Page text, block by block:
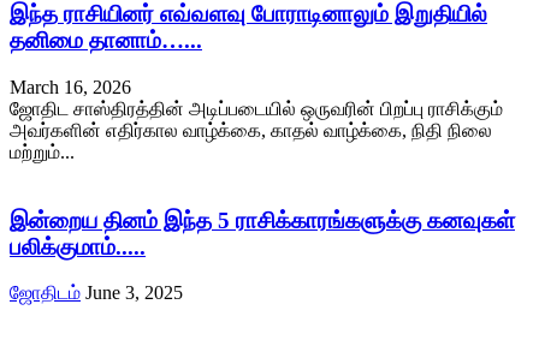
இந்த ராசியினர் எவ்வளவு போராடினாலும் இறுதியில்
தனிமை தானாம்…...
March 16, 2026
ஜோதிட சாஸ்திரத்தின் அடிப்படையில் ஒருவரின் பிறப்பு ராசிக்கும்
அவர்களின் எதிர்கால வாழ்க்கை, காதல் வாழ்க்கை, நிதி நிலை
மற்றும்...
இன்றைய தினம் இந்த 5 ராசிக்காரங்களுக்கு கனவுகள்
பலிக்குமாம்.....
ஜோதிடம் June 3, 2025